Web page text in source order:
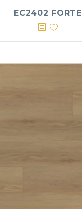
EC2402 FORTE